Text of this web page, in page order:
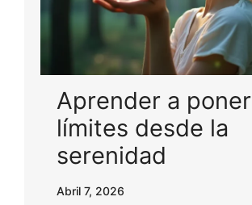
Aprender a poner
límites desde la
serenidad
Abril 7, 2026